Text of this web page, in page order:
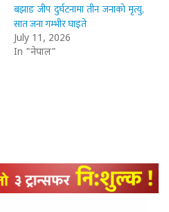
बझाङ जीप दुर्घटनामा तीन जनाको मृत्यु,
सात जना गम्भीर घाइते
July 11, 2026
In "नेपाल"